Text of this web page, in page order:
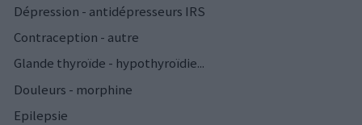
Dépression - antidépresseurs IRS
Contraception - autre
Glande thyroïde - hypothyroïdie...
Douleurs - morphine
Epilepsie